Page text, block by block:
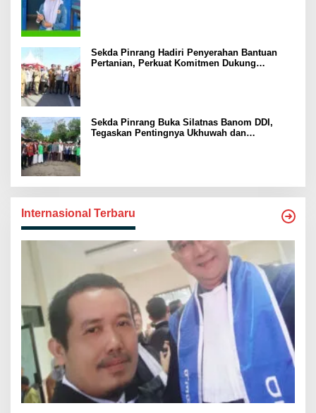
Sekda Pinrang Hadiri Penyerahan Bantuan
Pertanian, Perkuat Komitmen Dukung
Sekda Pinrang Buka Silatnas Banom DDI,
Tegaskan Pentingnya Ukhuwah dan
Internasional Terbaru